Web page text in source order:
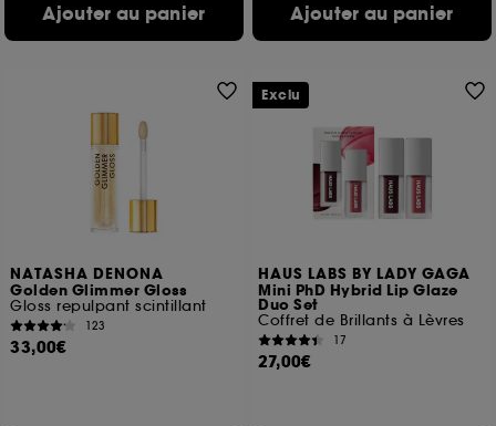
Ajouter au panier Ajouter au panier
NATASHA DENONA
Golden Glimmer Gloss
Gloss repulpant scintillant
123
33,00€
HAUS LABS BY LADY GAGA
Mini PhD Hybrid Lip Glaze
Duo Set
Coffret de Brillants à Lèvres
17
27,00€
Exclu